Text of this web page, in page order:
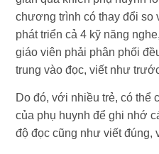
chương trình có thay đổi
phát triển cả 4 kỹ năng
giáo viên phải phân phối
trung vào đọc, viết như
Do đó, với nhiều trẻ, có thể
của phụ huynh để ghi nhớ
độ đọc cũng như viết đúng,